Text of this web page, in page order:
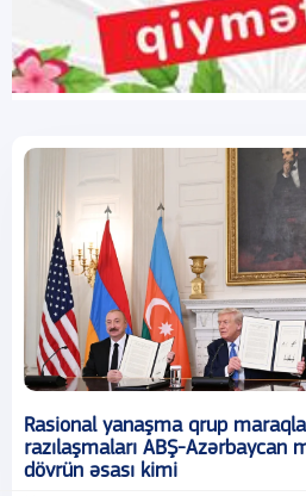
Rasional yanaşma qrup
razılaşmaları ABŞ-Azərbaycan
dövrün əsası kimi